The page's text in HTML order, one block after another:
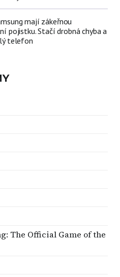
mají zákeřnou
pojistku. Stačí drobná chyba a
telefon
The Official Game of the